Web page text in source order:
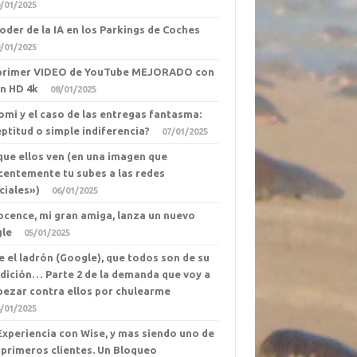
01/2025
de la IA en los Parkings de Coches
01/2025
VIDEO de YouTube MEJORADO con
HD 4k
08/01/2025
y el caso de las entregas fantasma:
o simple indiferencia?
07/01/2025
ellos ven (en una imagen que
tu subes a las redes
06/01/2025
mi gran amiga, lanza un nuevo
05/01/2025
el ladrón (Google), que todos son de su
Parte 2 de la demanda que voy a
contra ellos por chulearme
01/2025
con Wise, y mas siendo uno de
primeros clientes. Un Bloqueo